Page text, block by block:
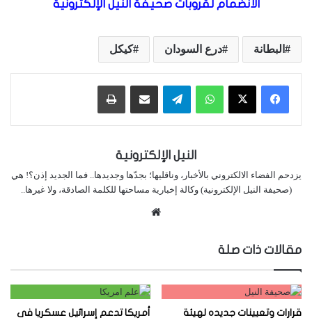
الانضمام لقروبات صحيفة النيل الإلكترونية
البطانة درع السودان كيكل
واتساب تيلقرام مشاركة عبر البريد طباعة
النيل الإلكترونية
يزدحم الفضاء الالكتروني بالأخبار، وناقليها؛ بجدّها وجديدها.. فما الجديد إذن؟! هي
(صحيفة النيل الإلكترونية) وكالة إخبارية مساحتها للكلمة الصادقة، ولا غيرها..
مقالات ذات صلة
قرارات وتعيينات جديده لهيئة
أمريكا تدعم إسرائيل عسكريا فى